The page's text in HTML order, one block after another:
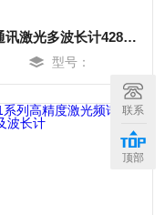
光通讯激光多波长计428系列
型号：
联系
顶部